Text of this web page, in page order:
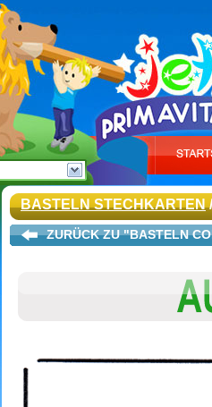
BASTELN STECHKARTEN
ZURÜCK ZU "BASTELN